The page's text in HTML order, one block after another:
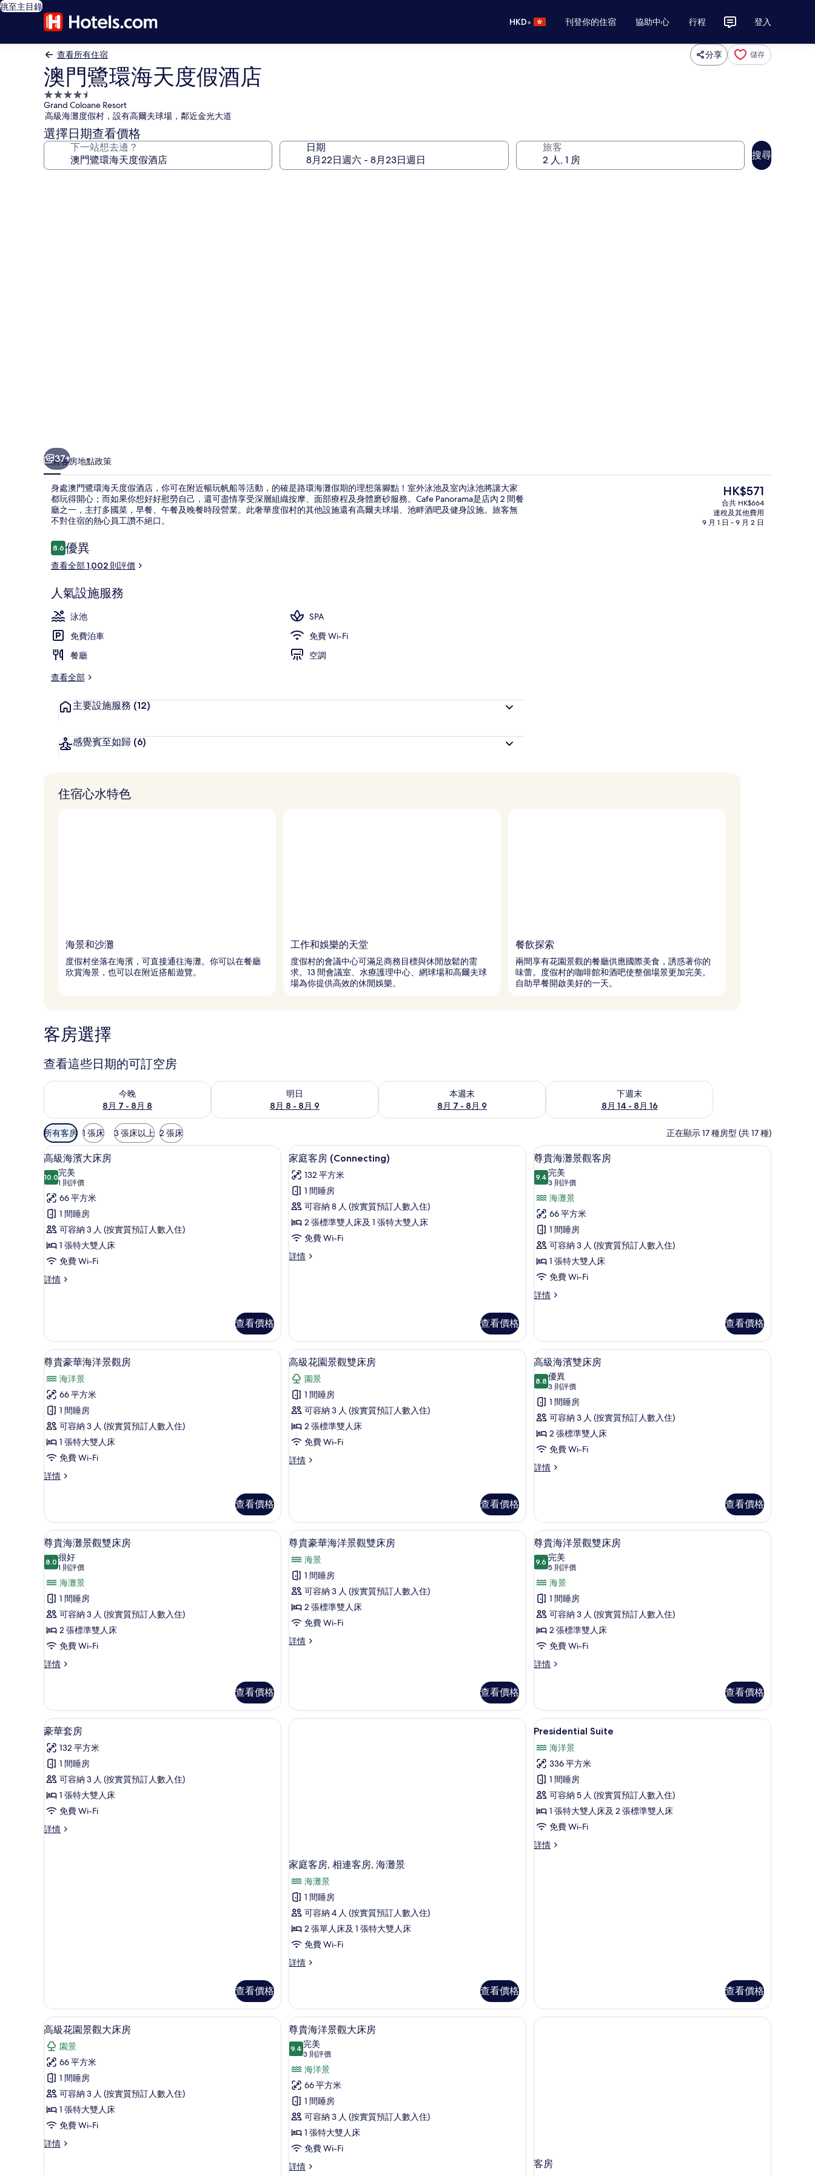
跳至主目錄
HKD• 刊登你的住宿 協助中心 行程 登入
查看所有住宿 分享 儲存
澳門鷺環海天度假酒店
4.5
星
級
住
宿
Grand Coloane Resort
高級海灘度假村，設有高爾夫球場，鄰近金光大道
選擇日期查看價格
下一站想去邊？ 日期 旅客
搜尋
Presidential Suite | 高級寢具、迷你
37+
概覽客房地點政策
身處澳門鷺環海天度假酒店，你可在附近暢玩帆船等活動，的確是路環海灘假期的理想落腳點！室外泳池及室內泳池將讓大家
都玩得開心；而如果你想好好慰勞自己，還可盡情享受深層組織按摩、面部療程及身體磨砂服務。Cafe Panorama是店內 2 間餐
廳之一，主打多國菜，早餐、午餐及晚餐時段營業。此奢華度假村的其他設施還有高爾夫球場、池畔酒吧及健身設施。旅客無
不對住宿的熱心員工讚不絕口。
評
價
8.68.6 分，滿分 10 分，
優異
查看全部 1,002 則評價
人氣設施服務
泳池
SPA
免費泊車
免費 Wi-Fi
餐廳
空調
查看全部
主要設施服務 (12)
感覺賓至如歸 (6)
現
價
HK$571
HK$571
合共 HK$664
連稅及其他費用
9 月 1 日 - 9 月 2 日
住宿心水特色
海景和沙灘
度假村坐落在海濱，可直接通往海灘。你可以在餐廳
欣賞海景，也可以在附近搭船遊覽。
工作和娛樂的天堂
度假村的會議中心可滿足商務目標與休閒放鬆的需
求。13 間會議室、水療護理中心、網球場和高爾夫球
場為你提供高效的休閒娛樂。
餐飲探索
兩間享有花園景觀的餐廳供應國際美食，誘惑著你的
味蕾。度假村的咖啡館和酒吧使整個場景更加完美。
自助早餐開啟美好的一天。
客房選擇
查看這些日期的可訂空房
今晚
8月 7 - 8月 8
查看今晚 8月 7 - 8月 8的可訂空房
明日
8月 8 - 8月 9
查看明日 8月 8 - 8月 9的可訂空房
本週末
8月 7 - 8月 9
查看本週末 8月 7 - 8月 9的可訂空房
下週末
8月 14 - 8月 16
查看下週末 8月 14 - 8月 16的可訂空房
可
用
嘅
客
房
篩
選
條
件
所有客房 1 張床 3 張床以上 2 張床 正在顯示 17 種房型 (共 17 種)
載
入
所
有
高
級
海
濱
大
相
片
高級寢具、迷你吧、房內夾萬、書桌
7
高級海濱大床房
10.010.0 分，滿分 10 分
完美
1 則評價
(1
則
評
價)
66 平方米
1 間睡房
可容納 3 人 (按實質預訂人數入住)
1 張特大雙人床
免費 Wi-Fi
詳情
高
床
房
詳
情
查看價格
載
入
所
有
家
庭
房
高級寢具、迷你吧、房內夾萬、書桌
5
家庭客房 (Connecting)
132 平方米
1 間睡房
可容納 8 人 (按實質預訂人數入住)
2 張標準雙人床及 1 張特大雙人床
免費 Wi-Fi
詳情
家
查看價格
載
入
所
有
尊
貴
海
灘
景
觀
的
相
片
高級寢具、迷你吧、房內夾萬、書桌
6
尊貴海灘景觀客房
9.49.4 分，滿分 10 分
完美
3 則評價
(3
則
評
價)
海灘景
66 平方米
1 間睡房
可容納 3 人 (按實質預訂人數入住)
1 張特大雙人床
免費 Wi-Fi
詳情
尊
景
觀
客
詳
查看價格
載
入
所
有
尊
貴
豪
海
景
觀
房
的
相
片
尊貴豪華海洋景觀房 | 高級寢具、迷你吧、房內夾萬、書桌
9
尊貴豪華海洋景觀房
海洋景
66 平方米
1 間睡房
可容納 3 人 (按實質預訂人數入住)
1 張特大雙人床
免費 Wi-Fi
詳情
尊
海
洋
景
觀
房
情
查看價格
載
入
所
有
高
級
園
雙
床
房
的
相
片
高級寢具、迷你吧、房內夾萬、書桌
4
高級花園景觀雙床房
園景
1 間睡房
可容納 3 人 (按實質預訂人數入住)
2 張標準雙人床
免費 Wi-Fi
詳情
高
觀
雙
床
房
詳
情
查看價格
載
入
所
有
高
級
海
濱
房
的
相
片
高級寢具、迷你吧、房內夾萬、書桌
4
高級海濱雙床房
8.88.8 分，滿分 10 分
優異
3 則評價
(3
則
評
價)
1 間睡房
可容納 3 人 (按實質預訂人數入住)
2 張標準雙人床
免費 Wi-Fi
詳情
高
床
房
詳
情
查看價格
載
入
所
有
尊
貴
海
灘
景
床
房
的
相
片
高級寢具、迷你吧、房內夾萬、書桌
4
尊貴海灘景觀雙床房
8.08.0 分，滿分 10 分
很好
1 則評價
(1
則
評
價)
海灘景
1 間睡房
可容納 3 人 (按實質預訂人數入住)
2 張標準雙人床
免費 Wi-Fi
詳情
尊
景
觀
雙
房
詳
情
查看價格
載
入
所
有
尊
貴
華
觀
雙
高級寢具、迷你吧、房內夾萬、書桌
3
尊貴豪華海洋景觀雙床房
海景
1 間睡房
可容納 3 人 (按實質預訂人數入住)
2 張標準雙人床
免費 Wi-Fi
詳情
尊
景
觀
雙
查看價格
載
入
所
有
尊
貴
海
洋
景
床
房
的
相
片
高級寢具、迷你吧、房內夾萬、書桌
3
尊貴海洋景觀雙床房
9.69.6 分，滿分 10 分
完美
5 則評價
(5
則
評
價)
海景
1 間睡房
可容納 3 人 (按實質預訂人數入住)
2 張標準雙人床
免費 Wi-Fi
詳情
尊
景
觀
雙
房
詳
情
查看價格
載
入
所
有
豪
華
房
3
豪華套房
132 平方米
1 間睡房
可容納 3 人 (按實質預訂人數入住)
1 張特大雙人床
免費 Wi-Fi
詳情
豪
查看價格
家庭客房, 相連客房, 海灘景
海灘景
1 間睡房
可容納 4 人 (按實質預訂人數入住)
2 張單人床及 1 張特大雙人床
免費 Wi-Fi
詳情
家
相
連
客
房,
海
景
詳
情
查看價格
載
所
有
Presidential
Suite
的
相
片
Presidential Suite | 高級寢具、迷你吧、房內
1
Presidential Suite
海洋景
336 平方米
1 間睡房
可容納 5 人 (按實質預訂人數入住)
1 張特大雙人床及 2 張標準雙人床
免費 Wi-Fi
詳情
Presidential
查看價格
載
入
所
有
高
級
花
景
高級寢具、迷你吧、房內夾萬、書桌
7
高級花園景觀大床房
園景
66 平方米
1 間睡房
可容納 3 人 (按實質預訂人數入住)
1 張特大雙人床
免費 Wi-Fi
詳情
高
載
入
所
有
尊
貴
海
洋
景
觀
高級寢具、迷你吧、房內夾萬、書桌
6
尊貴海洋景觀大床房
9.49.4 分，滿分 10 分
完美
3 則評價
(3
則
評
價)
海洋景
66 平方米
1 間睡房
可容納 3 人 (按實質預訂人數入住)
1 張特大雙人床
免費 Wi-Fi
詳情
尊
客房